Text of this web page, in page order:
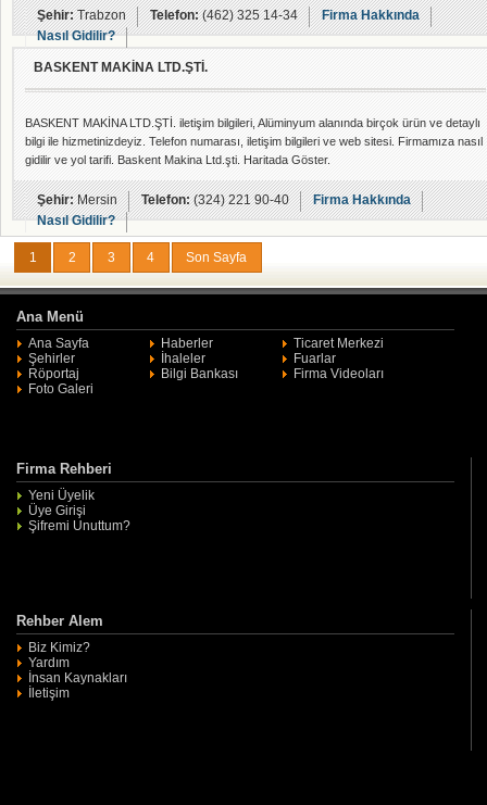
Şehir:Trabzon Telefon:(462) 325 14-34
Firma Hakkında
Nasıl Gidilir?
BASKENT MAKİNA LTD.ŞTİ.
BASKENT MAKİNA LTD.ŞTİ. iletişim bilgileri, Alüminyum alanında birçok ürün ve detaylı
bilgi ile hizmetinizdeyiz. Telefon numarası, iletişim bilgileri ve web sitesi. Firmamıza nasıl
gidilir ve yol tarifi. Baskent Makina Ltd.şti. Haritada Göster.
Şehir:Mersin Telefon:(324) 221 90-40
Firma Hakkında
Nasıl Gidilir?
1 2 3 4 Son Sayfa
Ana Menü
Ana Sayfa Haberler
Ticaret Merkezi
Şehirler
İhaleler
Fuarlar
Röportaj
Bilgi Bankası
Firma Videoları
Foto Galeri
Firma Rehberi
Yeni Üyelik
Üye Girişi
Şifremi Unuttum?
Rehber Alem
Biz Kimiz?
Yardım
İnsan Kaynakları
İletişim